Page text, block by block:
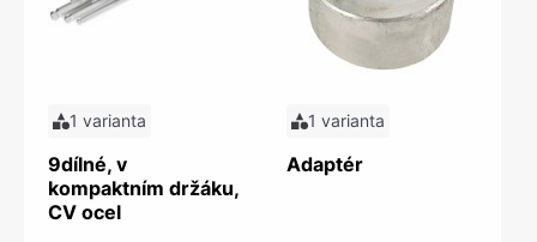
1 varianta
9dílné, v
kompaktním držáku,
CV ocel
1 varianta
Adaptér